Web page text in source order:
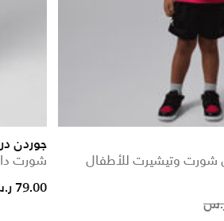
وتيشيرت للأطفال
Price
جوردن
شورت
reduced from
to
79.00 ر.س